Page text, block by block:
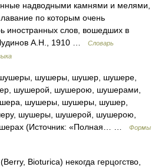
надводными камнями и мелями,
по которым очень
иностранных слов, вошедших в
Чудинов А.Н., 1910 …
Словарь
шушеры, шушер, шушере,
шушерой, шушерою, шушерами,
шушеры, шушеры, шушер,
шушеры, шушерой, шушерою,
(Источник: «Полная… …
Формы
Bioturica) некогда герцогство,